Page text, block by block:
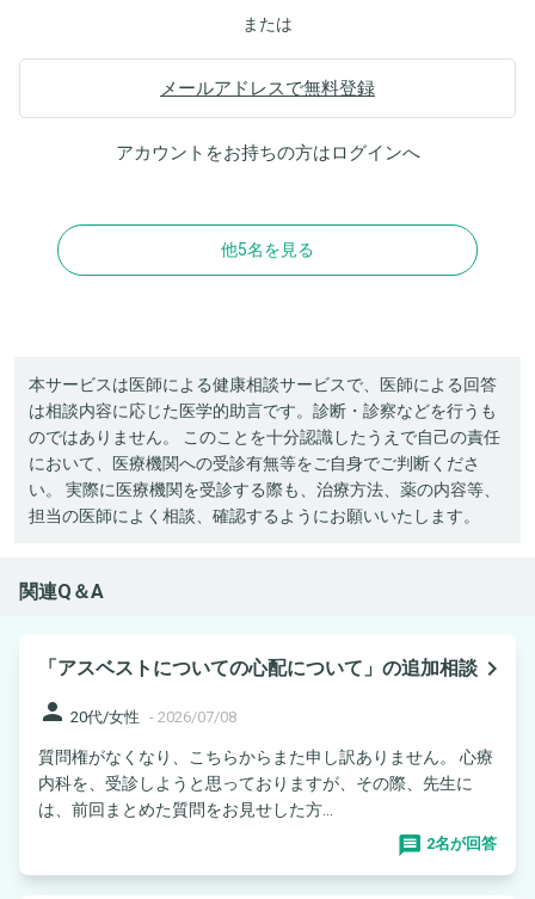
または
メールアドレスで無料登録
アカウントをお持ちの方はログインへ
他5名を見る
本サービスは医師による健康相談サービスで、医師による回答
は相談内容に応じた医学的助言です。診断・診察などを行うも
のではありません。 このことを十分認識したうえで自己の責任
において、医療機関への受診有無等をご自身でご判断くださ
い。 実際に医療機関を受診する際も、治療方法、薬の内容等、
担当の医師によく相談、確認するようにお願いいたします。
関連Q＆A
「アスベストについての心配について」の追加相談 navigate_next
person 20代/女性 - 2026/07/08
質問権がなくなり、こちらからまた申し訳ありません。 心療
内科を、受診しようと思っておりますが、その際、先生に
は、前回まとめた質問をお見せした方...
2名が回答